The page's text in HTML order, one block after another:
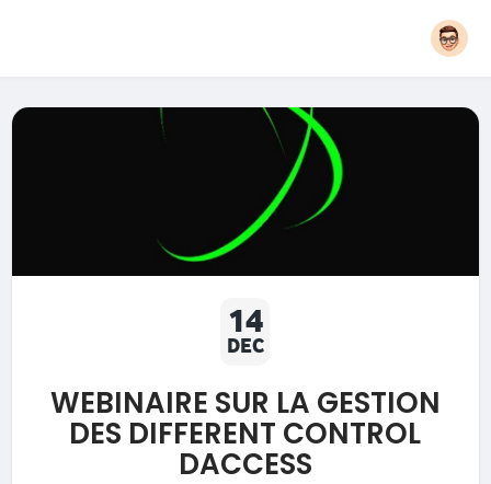
14
DEC
WEBINAIRE SUR LA GESTION
DES DIFFERENT CONTROL
DACCESS